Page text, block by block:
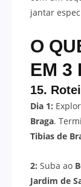
jantar
O
EM 3
15.
Dia 1:
Braga.
Tibias de
2: Suba ao
Jardim de